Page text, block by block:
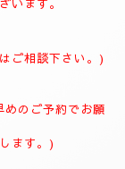
。